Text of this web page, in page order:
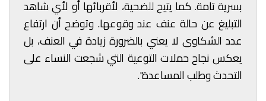
بسرية تامة. كما يتيح للضحية، لأقربائها أو لأي شاهد
التبليغ عن حالة عنف عند وقوعها. وتوضح أن ارتفاع
عدد الشكاوى لا يعني بالضرورة زيادة في العنف، بل
يعكس نجاح حملات التوعية التي شجعت النساء على
التحدث وطلب المساعدة".